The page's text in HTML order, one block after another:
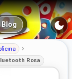
Blog
Rosa